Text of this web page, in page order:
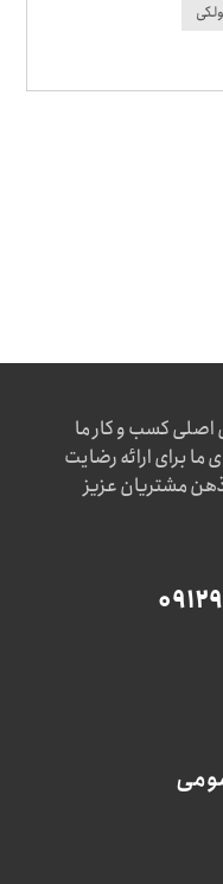
اصلی کسب و کار ما
برای ارائه رضایت
مشتریان عزیز